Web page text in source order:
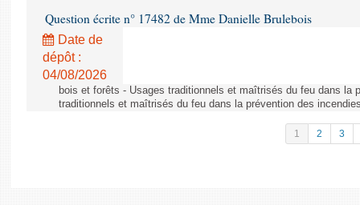
Question écrite n° 17482 de Mme Danielle Brulebois
Date de
dépôt :
04/08/2026
bois et forêts - Usages traditionnels et maîtrisés du feu dans la
traditionnels et maîtrisés du feu dans la prévention des
1 2 3